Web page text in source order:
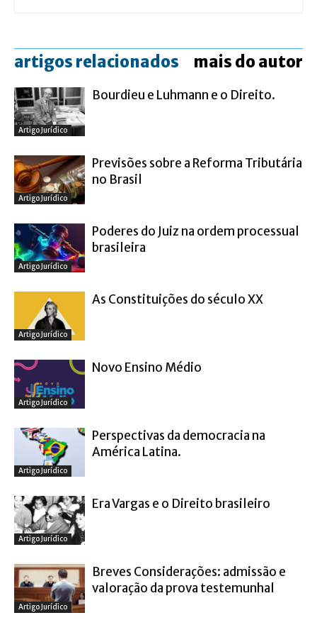
artigos relacionados mais do autor
Artigo Jurídico
Bourdieu e Luhmann e o Direito.
Artigo Jurídico
Previsões sobre a Reforma Tributária
no Brasil
Artigo Jurídico
Poderes do Juiz na ordem processual
brasileira
Artigo Jurídico
As Constituições do século XX
Artigo Jurídico
Novo Ensino Médio
Artigo Jurídico
Perspectivas da democracia na
América Latina.
Artigo Jurídico
Era Vargas e o Direito brasileiro
Artigo Jurídico
Breves Considerações: admissão e
valoração da prova testemunhal